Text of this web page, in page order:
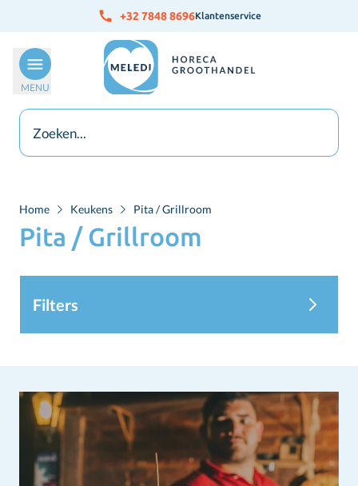
Ga naar de inhoud +32 7848 8696Klantenservice
MENU
Home Keukens Pita / Grillroom
Pita / Grillroom
Filters